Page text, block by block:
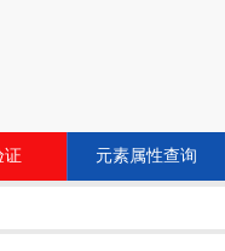
证 元素属性查询